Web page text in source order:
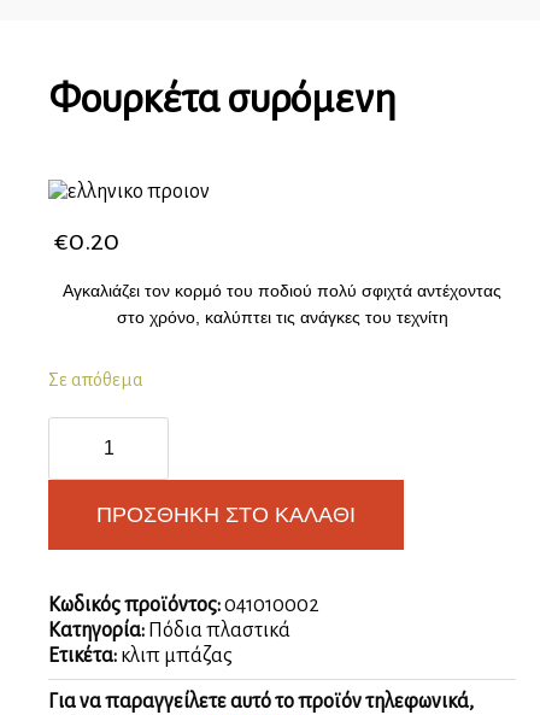
Φουρκέτα συρόμενη
€0.20
Αγκαλιάζει τον κορμό του ποδιού πολύ σφιχτά αντέχοντας
στο χρόνο, καλύπτει τις ανάγκες του τεχνίτη
Σε απόθεμα
συρόμενη
ποσότητα
ΠΡΟΣΘΉΚΗ ΣΤΟ ΚΑΛΆΘΙ
Κωδικός προϊόντος:041010002
Κατηγορία:
Πόδια πλαστικά
Ετικέτα: κλιπ μπάζας
Για να παραγγείλετε αυτό το προϊόν τηλεφωνικά,